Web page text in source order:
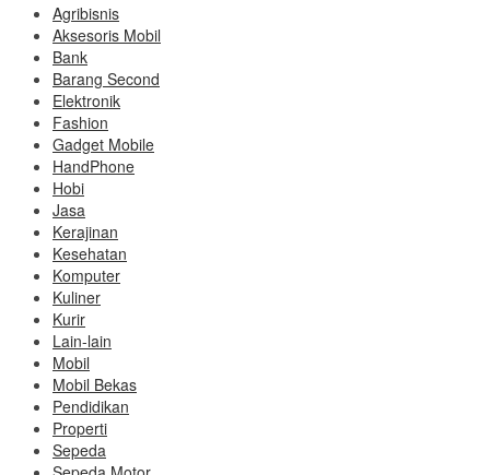
Agribisnis
Aksesoris Mobil
Bank
Barang Second
Elektronik
Fashion
Gadget Mobile
HandPhone
Hobi
Jasa
Kerajinan
Kesehatan
Komputer
Kuliner
Kurir
Lain-lain
Mobil
Mobil Bekas
Pendidikan
Properti
Sepeda